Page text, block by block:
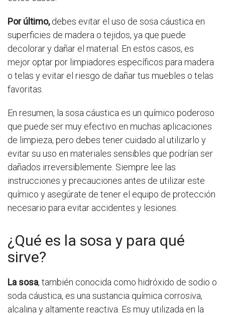
Por último,debes evitar el uso de sosa cáustica en
superficies de madera o tejidos, ya que puede
decolorar y dañar el material. En estos casos, es
mejor optar por limpiadores específicos para madera
o telas y evitar el riesgo de dañar tus muebles o telas
favoritas.
En resumen, la sosa cáustica es un químico poderoso
que puede ser muy efectivo en muchas aplicaciones
de limpieza, pero debes tener cuidado al utilizarlo y
evitar su uso en materiales sensibles que podrían ser
dañados irreversiblemente. Siempre lee las
instrucciones y precauciones antes de utilizar este
químico y asegúrate de tener el equipo de protección
necesario para evitar accidentes y lesiones.
¿Qué es la sosa y para qué
sirve?
La sosa, también conocida como hidróxido de sodio o
soda cáustica, es una sustancia química corrosiva,
alcalina y altamente reactiva. Es muy utilizada en la